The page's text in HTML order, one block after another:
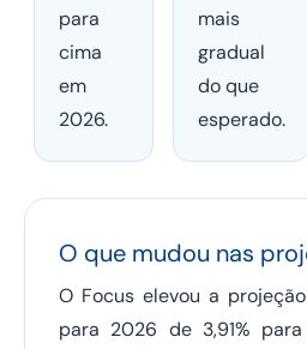
para
cima
em
2026.
mais
gradual
do que
esperado.
O que mudou nas
O Focus elevou a
para 2026 de 3,91%